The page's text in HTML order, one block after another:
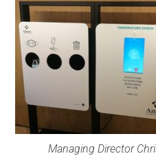
Managing Director